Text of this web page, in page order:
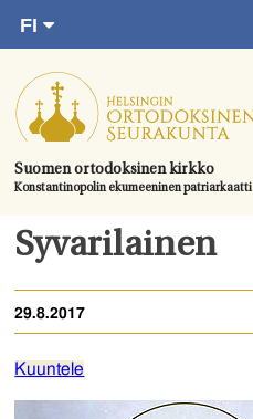
suoraan
sisältöön.
Suomen ortodoksinen kirkko
Konstantinopolin ekumeeninen patriarkaatti
FI
SV
EN
UA
Etusivu
Ajankohtaista
Juhlat & toimitukset
Kirkot
Tule mukaan
Hautausmaa
Yhteystiedot
Syvarilainen
29.8.2017
Kuuntele